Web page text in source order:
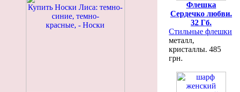
Флешка
Сердечко любви.
32 Гб.
Стильные флешки
металл,
кристаллы. 485
грн.